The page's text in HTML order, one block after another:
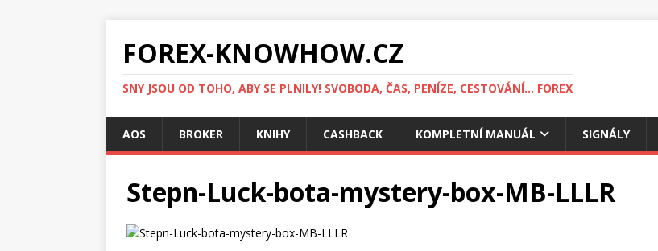
FOREX-KNOWHOW.CZ
SNY JSOU OD TOHO, ABY SE PLNILY! SVOBODA, ČAS, PENÍZE, CESTOVÁNÍ... FOREX
AOS BROKER KNIHY CASHBACK KOMPLETNÍ MANUÁL SIGNÁLY
Stepn-Luck-bota-mystery-box-MB-LLLR